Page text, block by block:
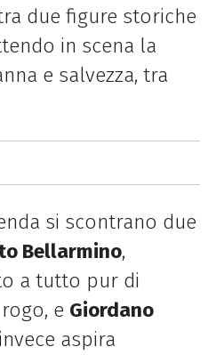
due figure storiche
in scena la
e salvezza, tra
si scontrano due
Bellarmino,
a tutto pur di
e Giordano
aspira